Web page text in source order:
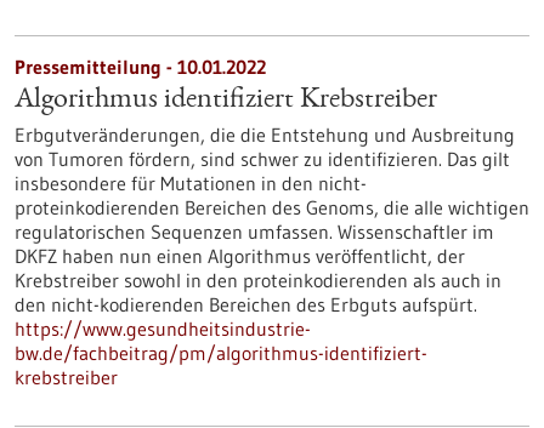
Pressemitteilung - 10.01.2022
Algorithmus identifiziert Krebstreiber
Erbgutveränderungen, die die Entstehung und Ausbreitung
von Tumoren fördern, sind schwer zu identifizieren. Das gilt
insbesondere für Mutationen in den nicht-
proteinkodierenden Bereichen des Genoms, die alle wichtigen
regulatorischen Sequenzen umfassen. Wissenschaftler im
DKFZ haben nun einen Algorithmus veröffentlicht, der
Krebstreiber sowohl in den proteinkodierenden als auch in
den nicht-kodierenden Bereichen des Erbguts aufspürt.
https://www.gesundheitsindustrie-
bw.de/fachbeitrag/pm/algorithmus-identifiziert-
krebstreiber